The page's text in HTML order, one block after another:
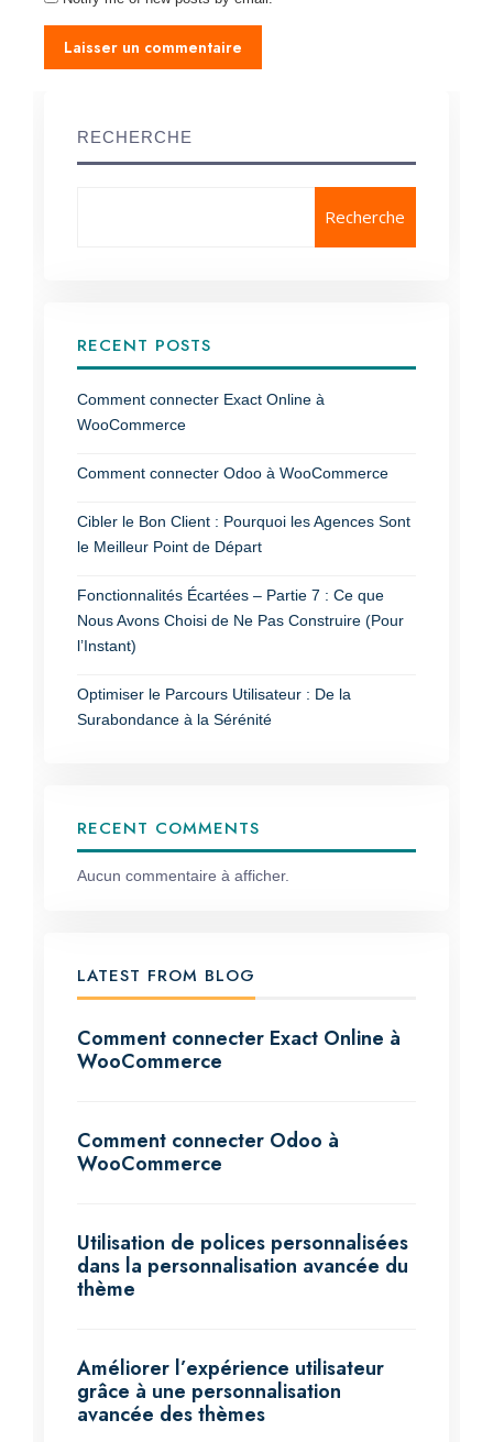
RECHERCHE
Recherche
RECENT POSTS
Comment connecter Exact Online à
WooCommerce
Comment connecter Odoo à WooCommerce
Cibler le Bon Client : Pourquoi les Agences Sont
le Meilleur Point de Départ
Fonctionnalités Écartées – Partie 7 : Ce que
Nous Avons Choisi de Ne Pas Construire (Pour
l’Instant)
Optimiser le Parcours Utilisateur : De la
Surabondance à la Sérénité
RECENT COMMENTS
Aucun commentaire à afficher.
LATEST FROM BLOG
Comment connecter Exact Online à
WooCommerce
Comment connecter Odoo à
WooCommerce
Utilisation de polices personnalisées
dans la personnalisation avancée du
thème
Améliorer l’expérience utilisateur
grâce à une personnalisation
avancée des thèmes